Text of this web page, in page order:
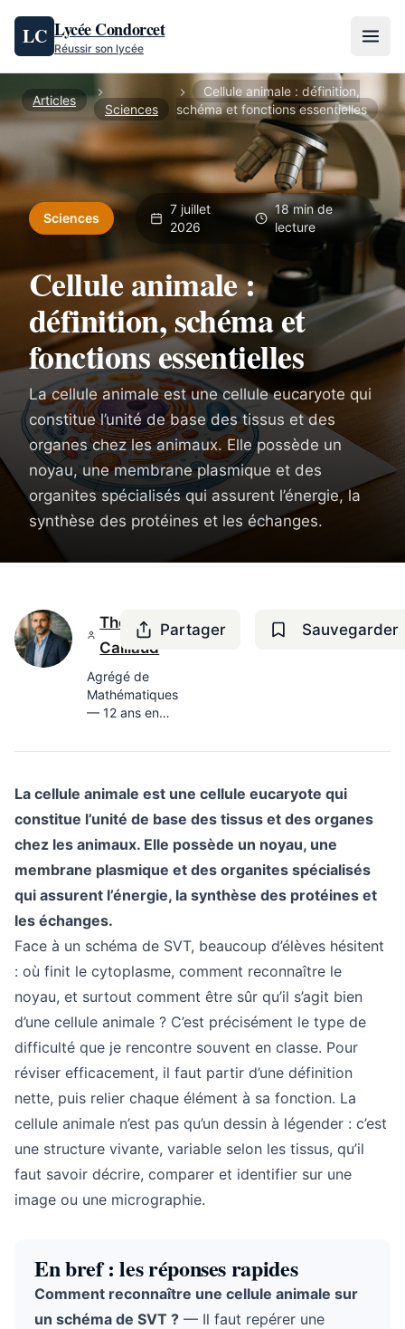
Aller au contenu
LC Lycée Condorcet
Réussir son lycée
Articles
Sciences
Cellule animale : définition,
schéma et fonctions essentielles
Sciences
7 juillet
2026
18 min de
lecture
Cellule animale :
définition, schéma et
fonctions essentielles
La cellule animale est une cellule eucaryote qui
constitue l’unité de base des tissus et des
organes chez les animaux. Elle possède un
noyau, une membrane plasmique et des
organites spécialisés qui assurent l’énergie, la
synthèse des protéines et les échanges.
Thomas
Caillaud
Agrégé de
Mathématiques
— 12 ans en
prépa MP
Partager Sauvegarder
La cellule animale est une cellule eucaryote qui
constitue l’unité de base des tissus et des organes
chez les animaux. Elle possède un noyau, une
membrane plasmique et des organites spécialisés
qui assurent l’énergie, la synthèse des protéines et
les échanges.
Face à un schéma de SVT, beaucoup d’élèves hésitent
: où finit le cytoplasme, comment reconnaître le
noyau, et surtout comment être sûr qu’il s’agit bien
d’une cellule animale ? C’est précisément le type de
difficulté que je rencontre souvent en classe. Pour
réviser efficacement, il faut partir d’une définition
nette, puis relier chaque élément à sa fonction. La
cellule animale n’est pas qu’un dessin à légender : c’est
une structure vivante, variable selon les tissus, qu’il
faut savoir décrire, comparer et identifier sur une
image ou une micrographie.
En bref : les réponses rapides
Comment reconnaître une cellule animale sur
un schéma de SVT ? — Il faut repérer une